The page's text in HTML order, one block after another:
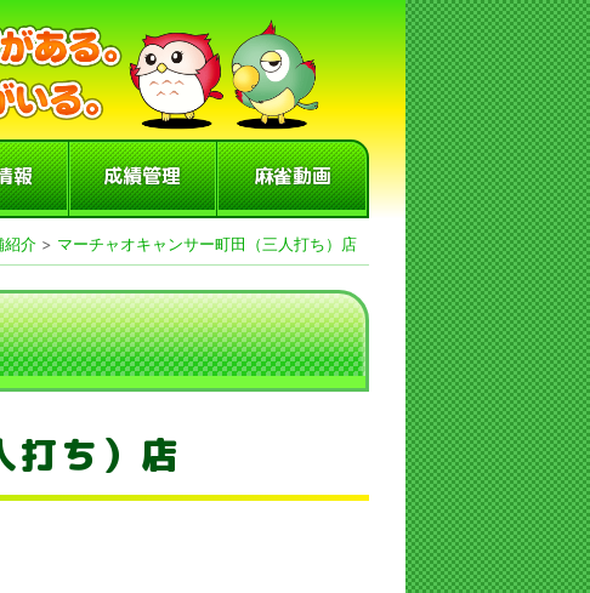
報 成績管理 麻雀動画
紹介 > マーチャオキャンサー町田（三人打ち）店
打ち）店